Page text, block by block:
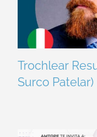
Trochlear
Surco Patelar)